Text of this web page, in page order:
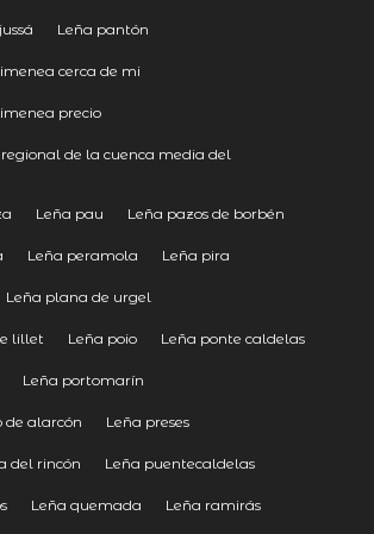
Leña pantón
cerca de mi
precio
de la cuenca media del
Leña pau Leña pazos de borbén
Leña peramola Leña pira
Leña plana de urgel
lillet Leña poio Leña ponte caldelas
Leña portomarín
de alarcón Leña preses
del rincón Leña puentecaldelas
Leña quemada Leña ramirás